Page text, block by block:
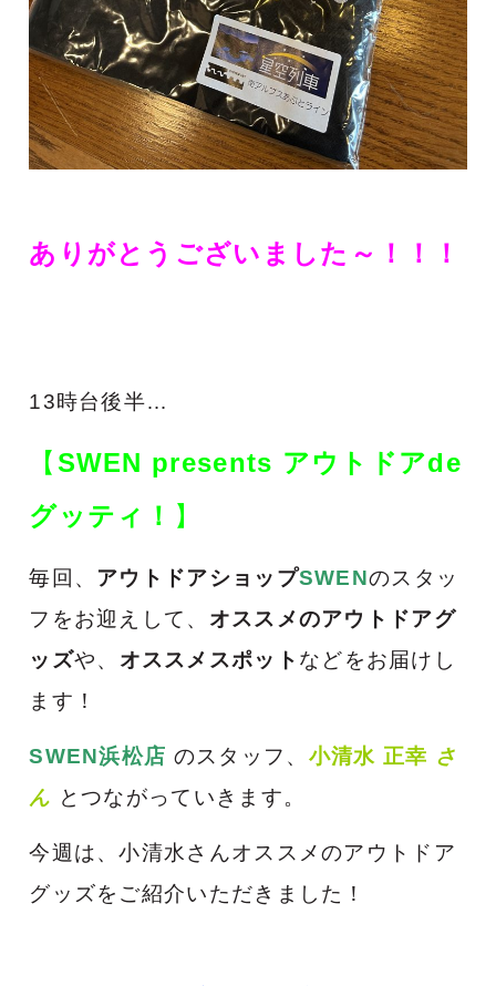
ありがとうございました～！！！
13時台後半…
【SWEN presents アウトドアde
グッティ！ 】
毎回、 アウトドアショップSWENのスタッ
フをお迎えして、 オススメのアウトドアグ
ッズや、 オススメスポット などをお届けし
ます！
SWEN浜松店 のスタッフ、 小清水 正幸 さ
ん とつながっていきます。
今週は、小清水さんオススメのアウトドア
グッズをご紹介いただきました！